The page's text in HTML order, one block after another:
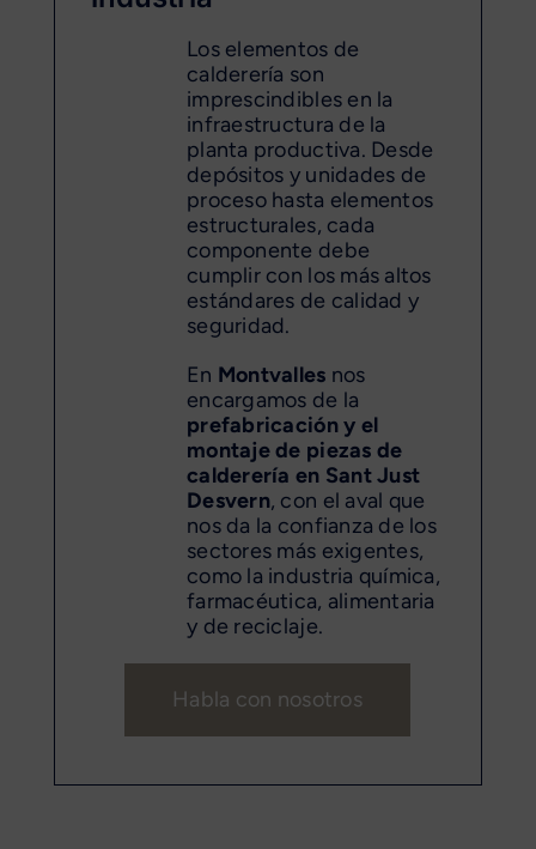
Los elementos de
calderería son
imprescindibles en la
infraestructura de la
planta productiva. Desde
depósitos y unidades de
proceso hasta elementos
estructurales, cada
componente debe
cumplir con los más altos
estándares de calidad y
seguridad.
En Montvalles nos
encargamos de la
prefabricación y el
montaje de piezas de
calderería en Sant Just
Desvern, con el aval que
nos da la confianza de los
sectores más exigentes,
como la industria química,
farmacéutica, alimentaria
y de reciclaje.
Habla con nosotros